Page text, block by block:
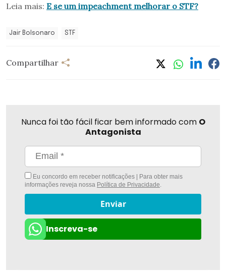
Leia mais: E se um impeachment melhorar o STF?
Jair Bolsonaro STF
Compartilhar
Nunca foi tão fácil ficar bem informado com O
Antagonista
Eu concordo em receber notificações | Para obter mais
informações reveja nossa Política de Privacidade.
Enviar
Inscreva-se